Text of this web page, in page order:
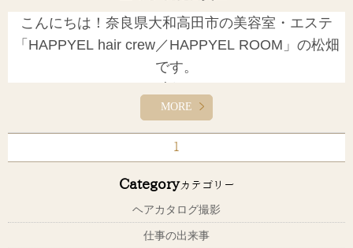
こんにちは！奈良県大和高田市の美容室・エステ
「HAPPYEL hair crew／HAPPYEL ROOM」の松畑
です。
こちらをクリック↓
【ハピエル美容チャンネル】
MORE
1
Categoryカテゴリー
ヘアカタログ撮影
仕事の出来事